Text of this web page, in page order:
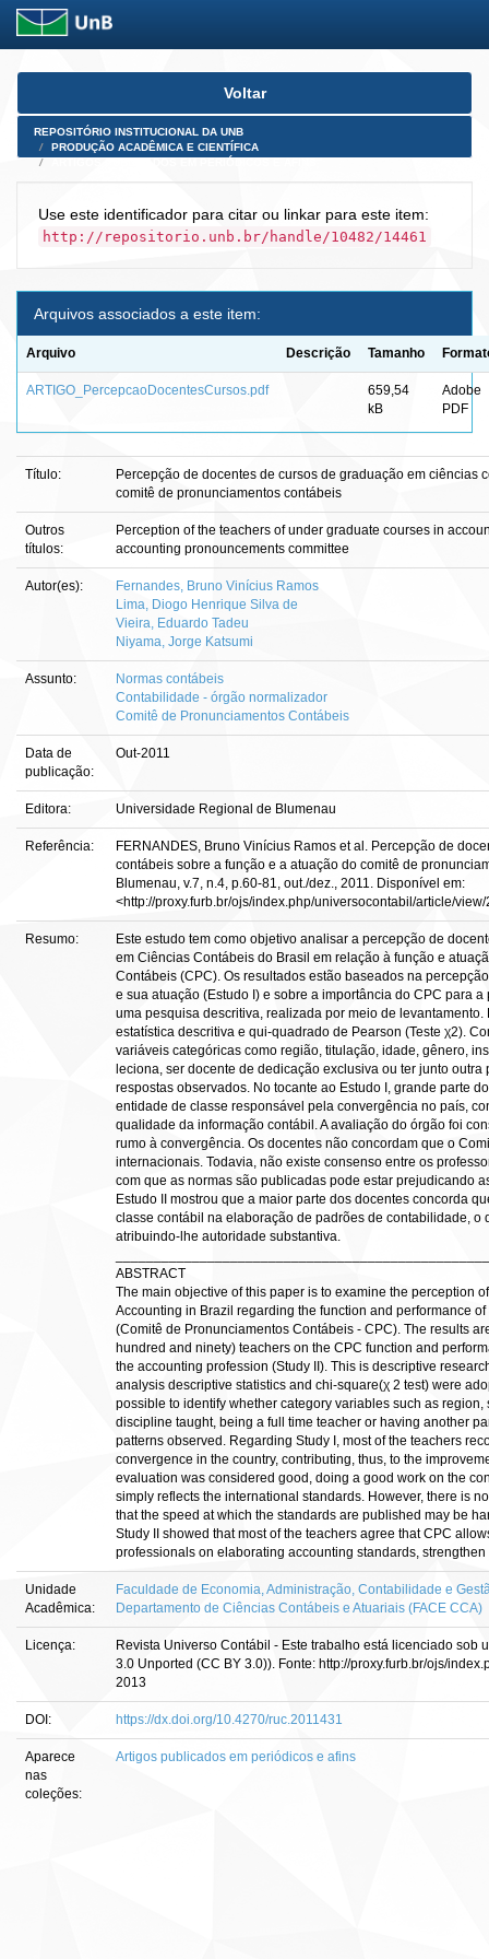
Skip
Voltar
REPOSITÓRIO INSTITUCIONAL DA UNB
PRODUÇÃO ACADÊMICA E CIENTÍFICA
Use este identificador para citar ou linkar para este item:
http://repositorio.unb.br/handle/10482/14461
Arquivos associados a este item:
Arquivo Descrição Tamanho
ARTIGO_PercepcaoDocentesCursos.pdf
659,54
kB
Adobe
PDF
Título:
Percepção de docentes de cursos de graduação em ciências
comitê de pronunciamentos contábeis
Outros
títulos:
Perception of the teachers of under graduate courses in
accounting pronouncements committee
Autor(es):
Fernandes, Bruno Vinícius Ramos
Lima, Diogo Henrique Silva de
Vieira, Eduardo Tadeu
Niyama, Jorge Katsumi
Assunto:
Normas contábeis
Contabilidade - órgão normalizador
Comitê de Pronunciamentos Contábeis
Data de
publicação:
Out-2011
Editora: Universidade Regional de Blumenau
Referência:
FERNANDES, Bruno Vinícius Ramos et al. Percepção de
contábeis sobre a função e a atuação do comitê de
Blumenau, v.7, n.4, p.60-81, out./dez., 2011. Disponível em:
<http://proxy.furb.br/ojs/index.php/universocontabil/article/
Resumo:
Este estudo tem como objetivo analisar a percepção de
em Ciências Contábeis do Brasil em relação à função e
Contábeis (CPC). Os resultados estão baseados na
e sua atuação (Estudo I) e sobre a importância do CPC para
uma pesquisa descritiva, realizada por meio de
estatística descritiva e qui-quadrado de Pearson (Teste χ2).
variáveis categóricas como região, titulação, idade, gênero,
leciona, ser docente de dedicação exclusiva ou ter junto
respostas observados. No tocante ao Estudo I, grande parte
entidade de classe responsável pela convergência no país,
qualidade da informação contábil. A avaliação do órgão foi
rumo à convergência. Os docentes não concordam que o
internacionais. Todavia, não existe consenso entre os
com que as normas são publicadas pode estar prejudicando
Estudo II mostrou que a maior parte dos docentes concorda
classe contábil na elaboração de padrões de contabilidade, o
atribuindo-lhe autoridade substantiva.
ABSTRACT
The main objective of this paper is to examine the perception
Accounting in Brazil regarding the function and performance
(Comitê de Pronunciamentos Contábeis - CPC). The results
hundred and ninety) teachers on the CPC function and
the accounting profession (Study II). This is descriptive
analysis descriptive statistics and chi-square(χ 2 test) were
possible to identify whether category variables such as region,
discipline taught, being a full time teacher or having another
patterns observed. Regarding Study I, most of the teachers
convergence in the country, contributing, thus, to the
evaluation was considered good, doing a good work on the
simply reflects the international standards. However, there is
that the speed at which the standards are published may be
Study II showed that most of the teachers agree that CPC
professionals on elaborating accounting standards,
Unidade
Acadêmica:
Faculdade de Economia, Administração, Contabilidade e
Departamento de Ciências Contábeis e Atuariais (FACE CCA)
Licença:
Revista Universo Contábil - Este trabalho está licenciado sob
3.0 Unported (CC BY 3.0)). Fonte: http://proxy.furb.br/ojs/
2013
DOI: https://dx.doi.org/10.4270/ruc.2011431
Aparece
nas
coleções:
Artigos publicados em periódicos e afins